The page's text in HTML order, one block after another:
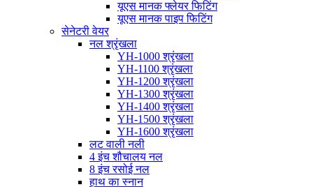
यूएस मानक फ्लेयर फिटिंग
यूएस मानक पाइप फिटिंग
सेनेटरी वेयर
नल श्रृंखला
YH-1000 श्रृंखला
YH-1100 श्रृंखला
YH-1200 श्रृंखला
YH-1300 श्रृंखला
YH-1400 श्रृंखला
YH-1500 श्रृंखला
YH-1600 श्रृंखला
लट वाली नली
4 इंच शौचालय नल
8 इंच रसोई नल
हाथ का स्नान